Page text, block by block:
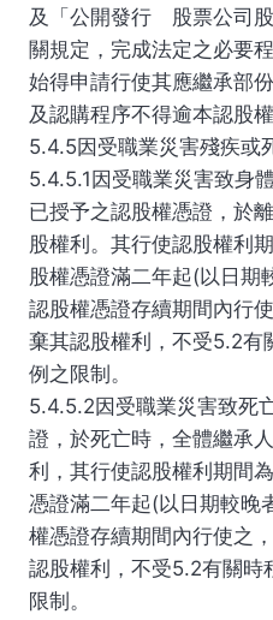
及「公開發行 股票公司
關規定，完成法定之必要
始得申請行使其應繼承部
及認購程序不得逾本認股
5.4.5因受職業災害殘疾或
5.4.5.1因受職業災害致身
已授予之認股權憑證，於
股權利。其行使認股權利
股權憑證滿二年起(以日期
認股權憑證存續期間內行
棄其認股權利，不受5.2有
例之限制。
5.4.5.2因受職業災害致死
證，於死亡時，全體繼承
利，其行使認股權利期間
憑證滿二年起(以日期較晚
權憑證存續期間內行使之
認股權利，不受5.2有關時
限制。